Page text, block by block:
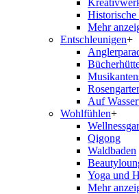
Historische
Mehr
Entschleunigen+
Auf
Wohlfühlen+
Qigong
Waldbaden
Yoga und
Mehr